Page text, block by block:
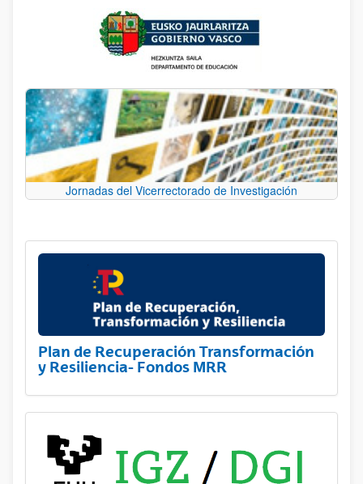
Jornadas del Vicerrectorado de Investigación
Plan de Recuperación Transformación
y Resiliencia- Fondos MRR